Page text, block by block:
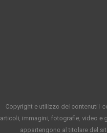
Copyright e utilizzo dei contenuti I
articoli, immagini, fotografie, video e
appartengono al titolare del